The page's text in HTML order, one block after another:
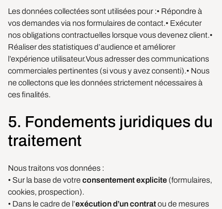
Les données collectées sont utilisées pour :• Répondre à
vos demandes via nos formulaires de contact.• Exécuter
nos obligations contractuelles lorsque vous devenez client.•
Réaliser des statistiques d’audience et améliorer
l’expérience utilisateur.Vous adresser des communications
commerciales pertinentes (si vous y avez consenti).• Nous
ne collectons que les données strictement nécessaires à
ces finalités.
5. Fondements juridiques du
traitement
Nous traitons vos données :
• Sur la base de votre consentement explicite (formulaires,
cookies, prospection).
• Dans le cadre de l’exécution d’un contratou de mesures